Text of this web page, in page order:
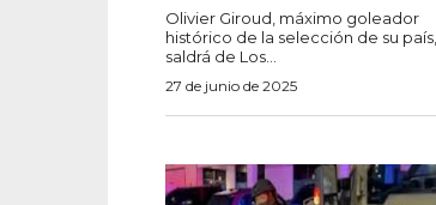
Olivier Giroud, máximo goleador
histórico de la selección de su país,
saldrá de Los...
27 de junio de 2025